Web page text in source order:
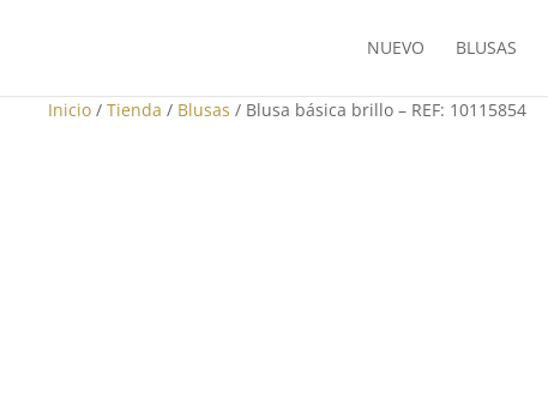
NUEVO BLUSAS
Inicio / Tienda / Blusas / Blusa básica brillo – REF: 10115854